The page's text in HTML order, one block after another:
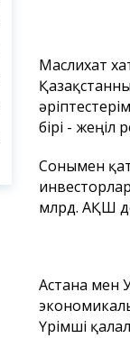
Маслихат
бірі - жеңіл
Сонымен
млрд. АҚШ
Астана мен
Үрімші